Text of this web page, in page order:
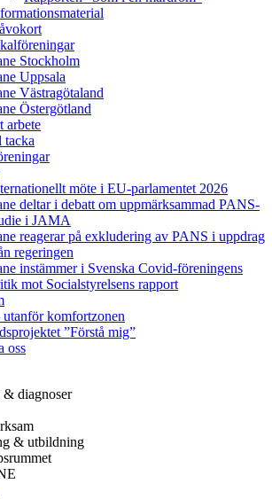
Stockholm
Uppsala
Västragötaland
Östergötland
arbete
tacka
möte i EU-parlamentet 2026
deltar i debatt om uppmärksammad PANS-
i JAMA
reagerar på exkludering av PANS i uppdrag
regeringen
instämmer i Svenska Covid-föreningens
mot Socialstyrelsens rapport
komfortzonen
”Förstå mig”
oss
& diagnoser
& utbildning